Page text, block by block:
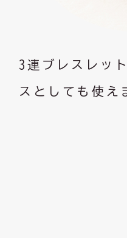
3連ブレスレッ
スとしても使え